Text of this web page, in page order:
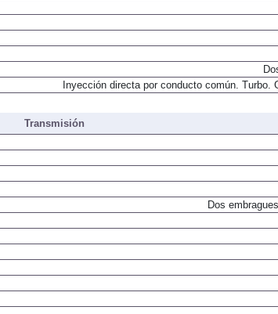
Inyección directa por conducto común. Turbo.
Transmisión
Dos